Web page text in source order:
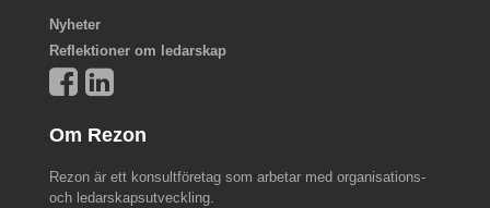
Nyheter
Reflektioner om ledarskap
Om Rezon
Rezon är ett konsultföretag som arbetar med organisations-
och ledarskapsutveckling.